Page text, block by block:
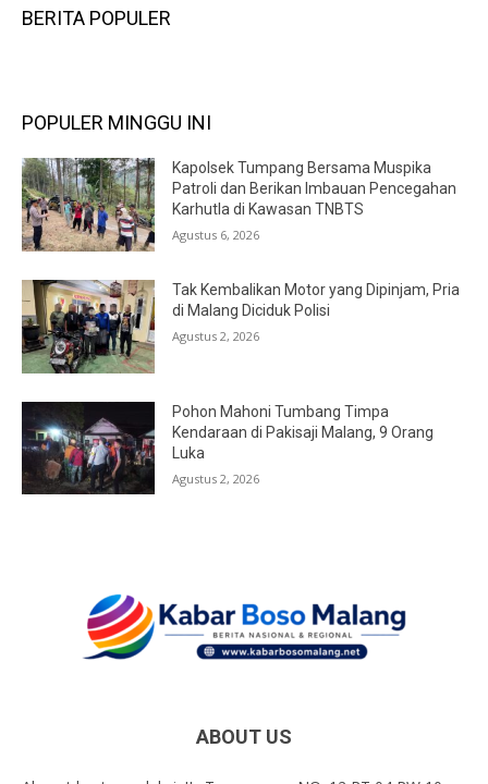
BERITA POPULER
POPULER MINGGU INI
Kapolsek Tumpang Bersama Muspika
Patroli dan Berikan Imbauan Pencegahan
Karhutla di Kawasan TNBTS
Agustus 6, 2026
Tak Kembalikan Motor yang Dipinjam, Pria
di Malang Diciduk Polisi
Agustus 2, 2026
Pohon Mahoni Tumbang Timpa
Kendaraan di Pakisaji Malang, 9 Orang
Luka
Agustus 2, 2026
ABOUT US